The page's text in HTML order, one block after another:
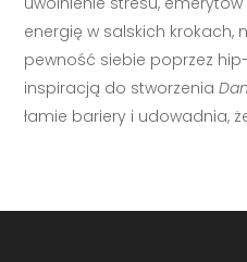
energię w salskich
pewność siebie poprzez
inspiracją do stworzenia
łamie bariery i udowadnia,